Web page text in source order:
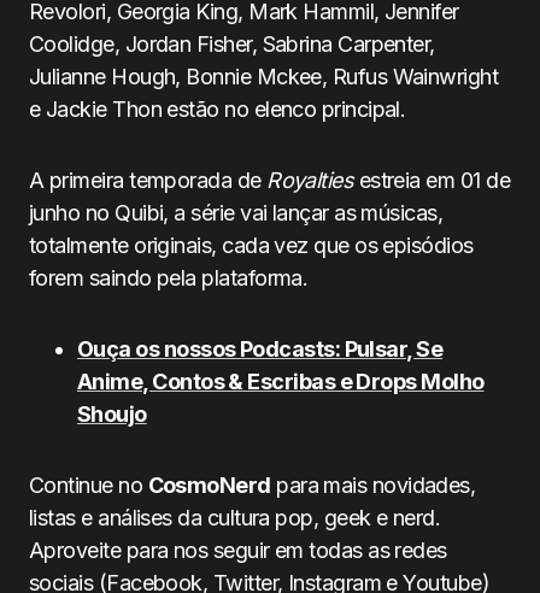
Revolori, Georgia King, Mark Hammil, Jennifer
Coolidge, Jordan Fisher, Sabrina Carpenter,
Julianne Hough, Bonnie Mckee, Rufus Wainwright
e Jackie Thon estão no elenco principal.
A primeira temporada de Royaltiesestreia em 01 de
junho no Quibi, a série vai lançar as músicas,
totalmente originais, cada vez que os episódios
forem saindo pela plataforma.
Ouça os nossos Podcasts: Pulsar, Se
Anime, Contos & Escribas e Drops Molho
Shoujo
Continue no CosmoNerd para mais novidades,
listas e análises da cultura pop, geek e nerd.
Aproveite para nos seguir em todas as redes
sociais (Facebook, Twitter, Instagram e Youtube)